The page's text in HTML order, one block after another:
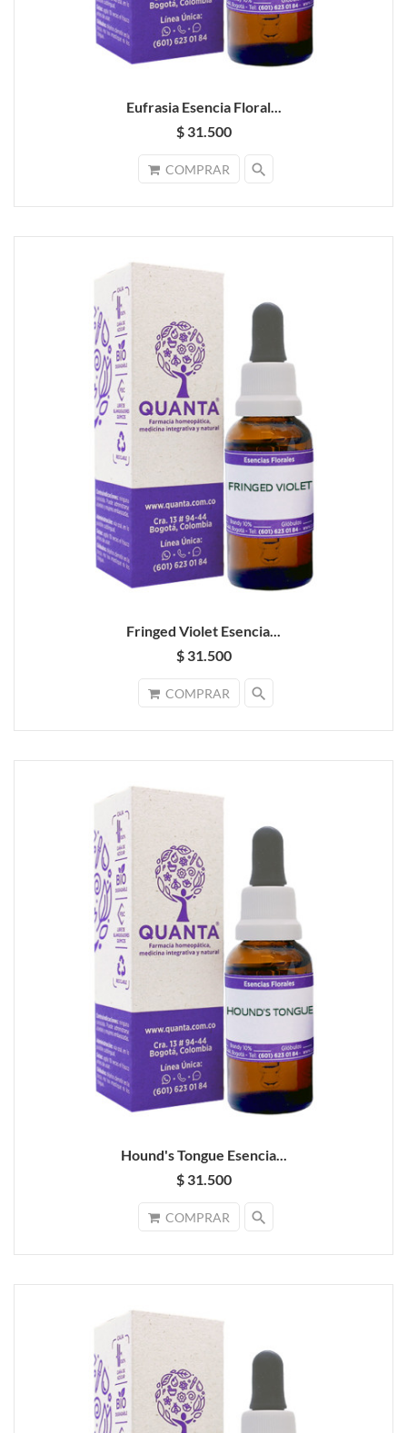
Eufrasia Esencia Floral...
$ 31.500
COMPRAR search
Fringed Violet Esencia...
$ 31.500
COMPRAR search
Hound's Tongue Esencia...
$ 31.500
COMPRAR search